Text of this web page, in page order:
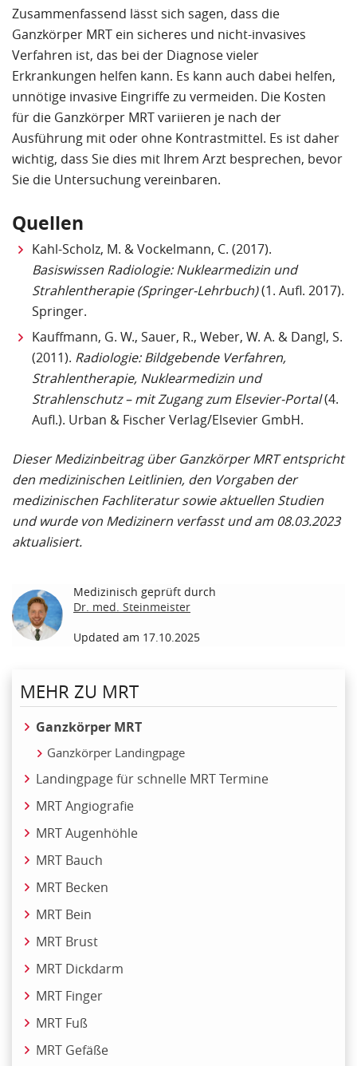
Zusammenfassend lässt sich sagen, dass die
Ganzkörper MRT ein sicheres und nicht-invasives
Verfahren ist, das bei der Diagnose vieler
Erkrankungen helfen kann. Es kann auch dabei helfen,
unnötige invasive Eingriffe zu vermeiden. Die Kosten
für die Ganzkörper MRT variieren je nach der
Ausführung mit oder ohne Kontrastmittel. Es ist daher
wichtig, dass Sie dies mit Ihrem Arzt besprechen, bevor
Sie die Untersuchung vereinbaren.
Quellen
Kahl-Scholz, M. & Vockelmann, C. (2017).
Basiswissen Radiologie: Nuklearmedizin und
Strahlentherapie (Springer-Lehrbuch)(1. Aufl. 2017).
Springer.
Kauffmann, G. W., Sauer, R., Weber, W. A. & Dangl, S.
(2011). Radiologie: Bildgebende Verfahren,
Strahlentherapie, Nuklearmedizin und
Strahlenschutz – mit Zugang zum Elsevier-Portal(4.
Aufl.). Urban & Fischer Verlag/Elsevier GmbH.
Dieser Medizinbeitrag über Ganzkörper MRT entspricht
den medizinischen Leitlinien, den Vorgaben der
medizinischen Fachliteratur sowie aktuellen Studien
und wurde von Medizinern verfasst und am 08.03.2023
aktualisiert.
Medizinisch geprüft durch
Dr. med. Steinmeister
Updated am 17.10.2025
MEHR ZU MRT
Ganzkörper MRT
Ganzkörper Landingpage
Landingpage für schnelle MRT Termine
MRT Angiografie
MRT Augenhöhle
MRT Bauch
MRT Becken
MRT Bein
MRT Brust
MRT Dickdarm
MRT Finger
MRT Fuß
MRT Gefäße